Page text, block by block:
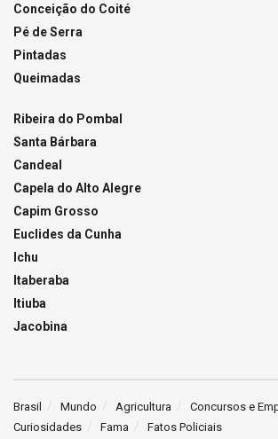
Conceição do Coité
Pé de Serra
Pintadas
Queimadas
Ribeira do Pombal
Santa Bárbara
Candeal
Capela do Alto Alegre
Capim Grosso
Euclides da Cunha
Ichu
Itaberaba
Itiuba
Jacobina
Brasil Mundo Agricultura
Concursos e
Curiosidades
Fama Fatos Policiais